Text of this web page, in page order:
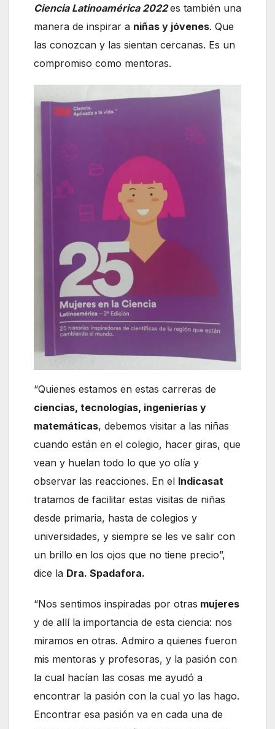
Ciencia Latinoamérica 2022es también una
manera de inspirar a niñas y jóvenes. Que
las conozcan y las sientan cercanas. Es un
compromiso como mentoras.
“Quienes estamos en estas carreras de
ciencias, tecnologías, ingenierías y
matemáticas, debemos visitar a las niñas
cuando están en el colegio, hacer giras, que
vean y huelan todo lo que yo olía y
observar las reacciones. En el Indicasat
tratamos de facilitar estas visitas de niñas
desde primaria, hasta de colegios y
universidades, y siempre se les ve salir con
un brillo en los ojos que no tiene precio”,
dice la Dra. Spadafora.
“Nos sentimos inspiradas por otras mujeres
y de allí la importancia de esta ciencia: nos
miramos en otras. Admiro a quienes fueron
mis mentoras y profesoras, y la pasión con
la cual hacían las cosas me ayudó a
encontrar la pasión con la cual yo las hago.
Encontrar esa pasión va en cada una de